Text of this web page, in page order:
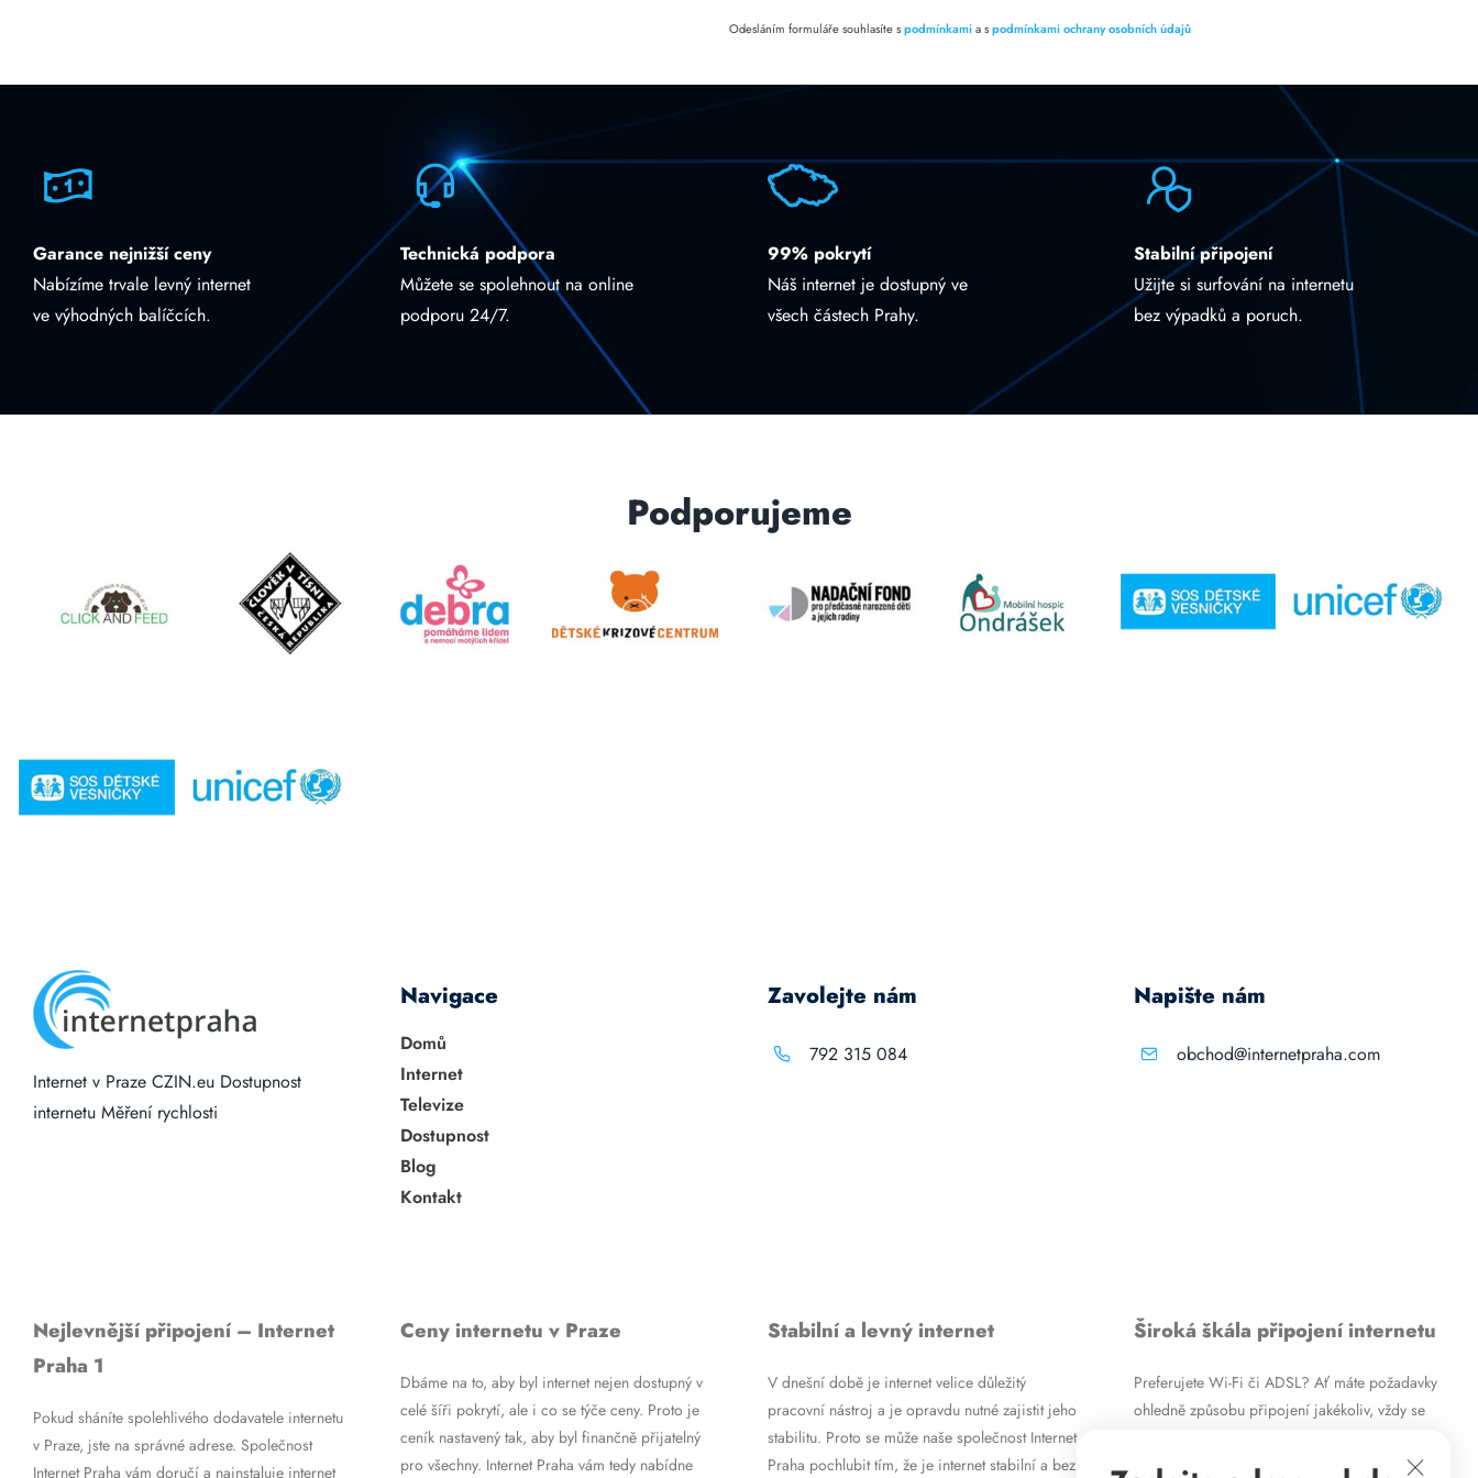
Odesláním formuláře souhlasíte spodmínkamia spodmínkami ochrany osobních údajů
Garance nejnižší ceny
Nabízíme trvale levný internet
ve výhodných balíčcích.
Technická podpora
Můžete se spolehnout na online
podporu 24/7.
99% pokrytí
Náš internet je dostupný ve
všech částech Prahy.
Stabilní připojení
Užijte si surfování na internetu
bez výpadků a poruch.
Podporujeme
Internet v Praze CZIN.eu Dostupnost
internetu Měření rychlosti
Navigace
Domů
Internet
Televize
Dostupnost
Blog
Kontakt
Zavolejte nám
792 315 084
Napište nám
obchod@internetpraha.com
Nejlevnější připojení – Internet
Praha 1
Pokud sháníte spolehlivého dodavatele internetu
v Praze, jste na správné adrese. Společnost
Internet Praha vám doručí a nainstaluje internet
Ceny internetu v Praze
Dbáme na to, aby byl internet nejen dostupný v
celé šíři pokrytí, ale i co se týče ceny. Proto je
ceník nastavený tak, aby byl finančně přijatelný
pro všechny. Internet Praha vám tedy nabídne
Stabilní a levný internet
V dnešní době je internet velice důležitý
pracovní nástroj a je opravdu nutné zajistit jeho
stabilitu. Proto se může naše společnost Internet
Praha pochlubit tím, že je internet stabilní a bez
Široká škála připojení internetu
Preferujete Wi-Fi či ADSL? Ať máte požadavky
ohledně způsobu připojení jakékoliv, vždy se
vysokorychlostního ADSL internetu nabízíme